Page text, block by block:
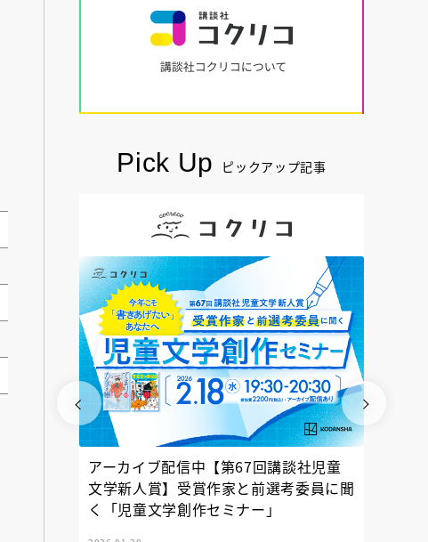
Pick Up ピックアップ記事
アーカイブ配信中【第67回講談社児童
文学新人賞】受賞作家と前選考委員に聞
く「児童文学創作セミナー」